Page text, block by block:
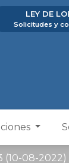
LEY DE
Solicitudes y
(10-08-2022)